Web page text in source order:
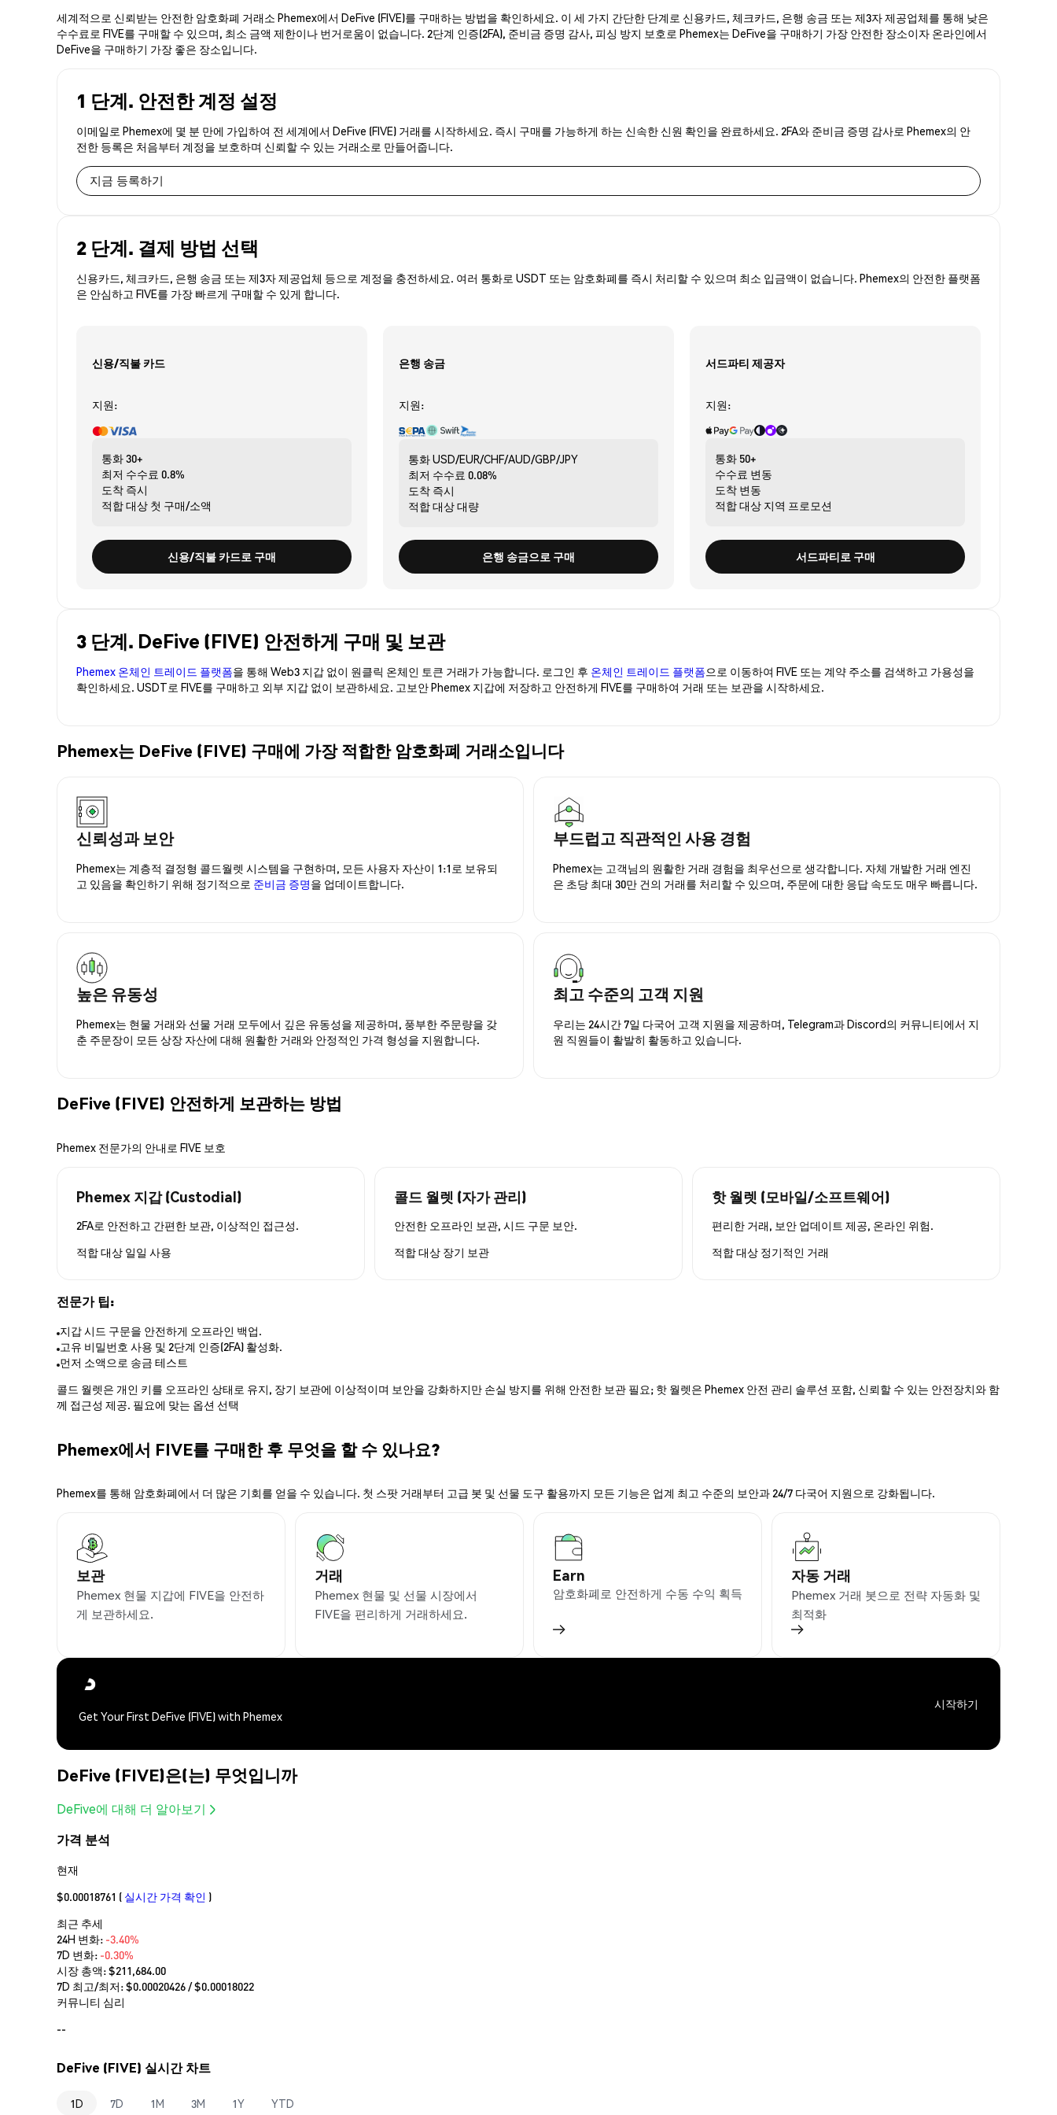
세계적으로 신뢰받는 안전한 암호화폐 거래소 Phemex에서 DeFive (FIVE)를 구매하는 방법을 확인하세요. 이 세 가지 간단한 단계로 신용카드, 체크카드, 은행 송금 또는 제3자 제공업체를 통해 낮은
수수료로 FIVE를 구매할 수 있으며, 최소 금액 제한이나 번거로움이 없습니다. 2단계 인증(2FA), 준비금 증명 감사, 피싱 방지 보호로 Phemex는 DeFive을 구매하기 가장 안전한 장소이자 온라인에서
DeFive을 구매하기 가장 좋은 장소입니다.
1 단계. 안전한 계정 설정
이메일로 Phemex에 몇 분 만에 가입하여 전 세계에서 DeFive (FIVE) 거래를 시작하세요. 즉시 구매를 가능하게 하는 신속한 신원 확인을 완료하세요. 2FA와 준비금 증명 감사로 Phemex의 안
전한 등록은 처음부터 계정을 보호하며 신뢰할 수 있는 거래소로 만들어줍니다.
지금 등록하기
2 단계. 결제 방법 선택
신용카드, 체크카드, 은행 송금 또는 제3자 제공업체 등으로 계정을 충전하세요. 여러 통화로 USDT 또는 암호화폐를 즉시 처리할 수 있으며 최소 입금액이 없습니다. Phemex의 안전한 플랫폼
은 안심하고 FIVE를 가장 빠르게 구매할 수 있게 합니다.
신용/직불 카드
지원:
통화30+
최저 수수료 0.8%
도착 즉시
적합 대상 첫 구매/소액
신용/직불 카드로 구매
은행 송금
지원:
통화USD/EUR/CHF/AUD/GBP/JPY
최저 수수료 0.08%
도착 즉시
적합 대상대량
은행 송금으로 구매
서드파티 제공자
지원:
통화 50+
수수료 변동
도착 변동
적합 대상 지역 프로모션
서드파티로 구매
3 단계. DeFive (FIVE) 안전하게 구매 및 보관
Phemex 온체인 트레이드 플랫폼을 통해 Web3 지갑 없이 원클릭 온체인 토큰 거래가 가능합니다. 로그인 후 온체인 트레이드 플랫폼으로 이동하여 FIVE 또는 계약 주소를 검색하고 가용성을
확인하세요. USDT로 FIVE를 구매하고 외부 지갑 없이 보관하세요. 고보안 Phemex 지갑에 저장하고 안전하게 FIVE를 구매하여 거래 또는 보관을 시작하세요.
Phemex는 DeFive (FIVE) 구매에 가장 적합한 암호화폐 거래소입니다
신뢰성과 보안
Phemex는 계층적 결정형 콜드월렛 시스템을 구현하며, 모든 사용자 자산이 1:1로 보유되
고 있음을 확인하기 위해 정기적으로 준비금 증명을 업데이트합니다.
부드럽고 직관적인 사용 경험
Phemex는 고객님의 원활한 거래 경험을 최우선으로 생각합니다. 자체 개발한 거래 엔진
은 초당 최대 30만 건의 거래를 처리할 수 있으며, 주문에 대한 응답 속도도 매우 빠릅니다.
높은 유동성
Phemex는 현물 거래와 선물 거래 모두에서 깊은 유동성을 제공하며, 풍부한 주문량을 갖
춘 주문장이 모든 상장 자산에 대해 원활한 거래와 안정적인 가격 형성을 지원합니다.
최고 수준의 고객 지원
우리는 24시간 7일 다국어 고객 지원을 제공하며, Telegram과 Discord의 커뮤니티에서 지
원 직원들이 활발히 활동하고 있습니다.
DeFive (FIVE) 안전하게 보관하는 방법
Phemex 전문가의 안내로 FIVE 보호
Phemex 지갑 (Custodial)
2FA로 안전하고 간편한 보관, 이상적인 접근성.
적합 대상 일일 사용
콜드 월렛 (자가 관리)
안전한 오프라인 보관, 시드 구문 보안.
적합 대상 장기 보관
핫 월렛 (모바일/소프트웨어)
편리한 거래, 보안 업데이트 제공, 온라인 위험.
적합 대상 정기적인 거래
전문가 팁:
지갑 시드 구문을 안전하게 오프라인 백업.
고유 비밀번호 사용 및 2단계 인증(2FA) 활성화.
먼저 소액으로 송금 테스트
콜드 월렛은 개인 키를 오프라인 상태로 유지, 장기 보관에 이상적이며 보안을 강화하지만 손실 방지를 위해 안전한 보관 필요; 핫 월렛은 Phemex 안전 관리 솔루션 포함, 신뢰할 수 있는 안전장치와 함
께 접근성 제공. 필요에 맞는 옵션 선택
Phemex에서 FIVE를 구매한 후 무엇을 할 수 있나요?
Phemex를 통해 암호화폐에서 더 많은 기회를 얻을 수 있습니다. 첫 스팟 거래부터 고급 봇 및 선물 도구 활용까지 모든 기능은 업계 최고 수준의 보안과 24/7 다국어 지원으로 강화됩니다.
보관
Phemex 현물 지갑에 FIVE을 안전하
게 보관하세요.
거래
Phemex 현물 및 선물 시장에서
FIVE을 편리하게 거래하세요.
Earn
암호화폐로 안전하게 수동 수익 획득
자동 거래
Phemex 거래 봇으로 전략 자동화 및
최적화
Get Your First DeFive (FIVE) with Phemex
시작하기
DeFive (FIVE)은(는) 무엇입니까
DeFive에 대해 더 알아보기
가격 분석
현재
$0.00018761 ( 실시간 가격 확인 )
최근 추세
24H 변화: -3.40%
7D 변화: -0.30%
시장 총액:$211,684.00
7D 최고/최저: $0.00020426/ $0.00018022
커뮤니티 심리
--
DeFive (FIVE) 실시간 차트
1D 7D 1M 3M 1Y YTD